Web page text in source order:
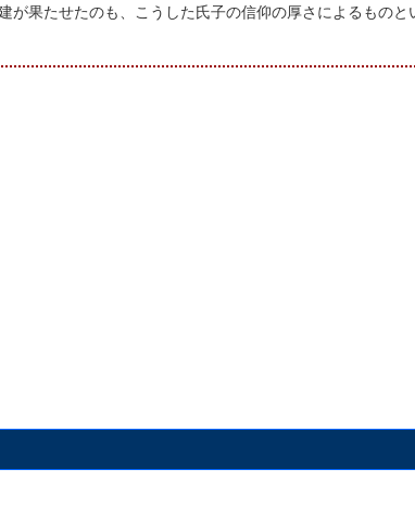
果たせたのも、こうした氏子の信仰の厚さによるものと